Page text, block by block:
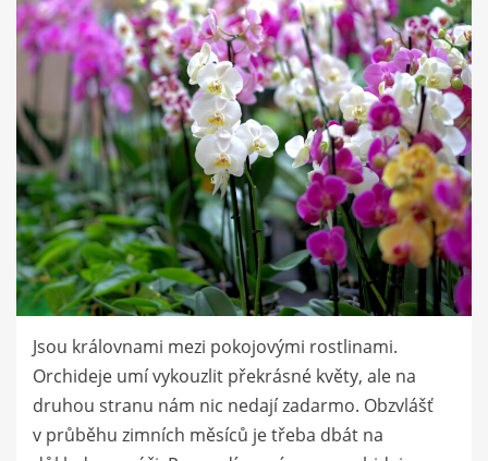
Jsou královnami mezi pokojovými rostlinami.
Orchideje umí vykouzlit překrásné květy, ale na
druhou stranu nám nic nedají zadarmo. Obzvlášť
v průběhu zimních měsíců je třeba dbát na